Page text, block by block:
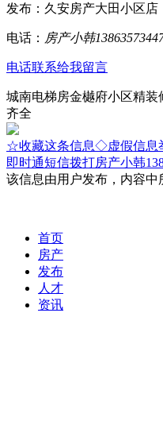
发布：久安房产大田小区店
电话： 房产小韩
电话联系给我留言
城南电梯房金樾府小区精
齐全
☆收藏这条信息◇虚假信息
即时通短信拨打房产小韩
该信息由用户发布，内容
首页
房产
发布
人才
资讯